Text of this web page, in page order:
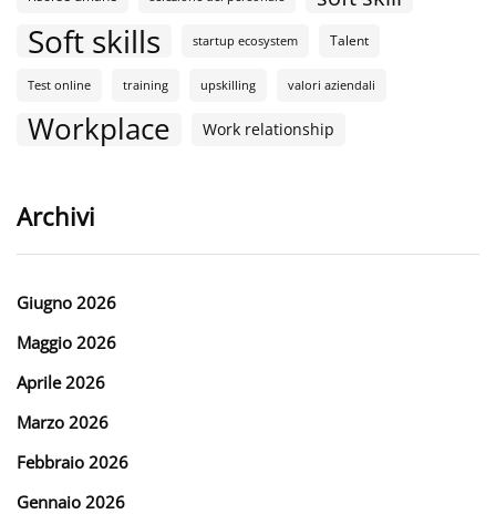
Soft skills startup ecosystem Talent
Test online training upskilling valori aziendali
Workplace Work relationship
Archivi
Giugno 2026
Maggio 2026
Aprile 2026
Marzo 2026
Febbraio 2026
Gennaio 2026